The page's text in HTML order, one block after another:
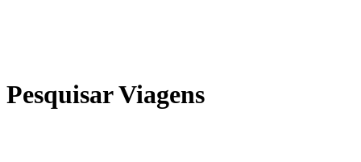
Pesquisar Viagens